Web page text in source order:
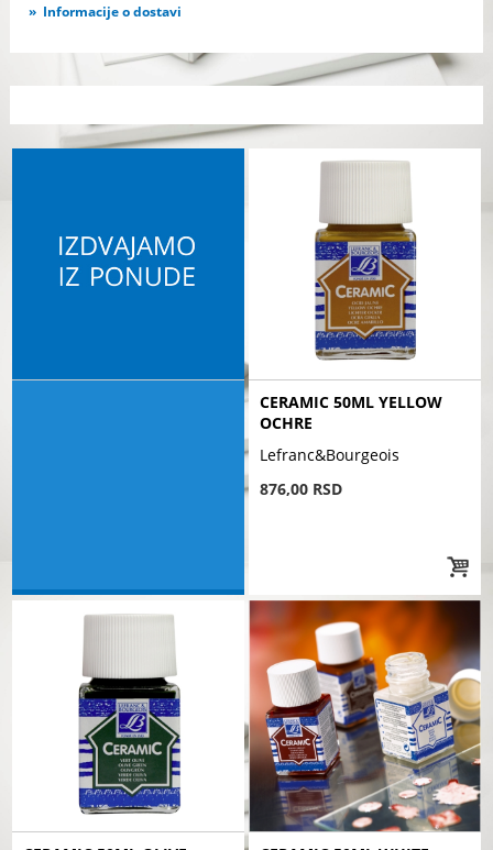
Informacije o dostavi
CERAMIC 50ML YELLOW
OCHRE
Lefranc&Bourgeois
876,00 RSD